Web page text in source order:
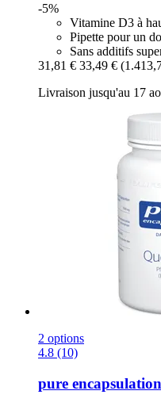
-5%
Vitamine D3 à
Pipette pour un
Sans additifs
31,81 € 33,49 €
Livraison jusqu'au 17
2 options
4.8 (10)
pure